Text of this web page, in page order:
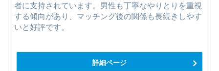
者に支持されています。男性も丁寧なやりとりを重視
する傾向があり、マッチング後の関係も長続きしやす
いと好評です。
詳細ページ